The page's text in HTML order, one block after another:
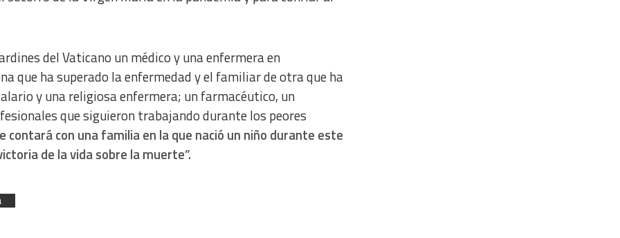
del Vaticano un médico y una enfermera en
que ha superado la enfermedad y el familiar de otra que ha
y una religiosa enfermera; un farmacéutico, un
que siguieron trabajando durante los peores
contará con una familia en la que nació un niño durante este
de la vida sobre la muerte”.